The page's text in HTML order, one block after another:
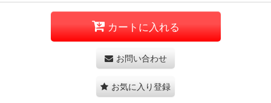
カートに入れる
お問い合わせ
お気に入り登録